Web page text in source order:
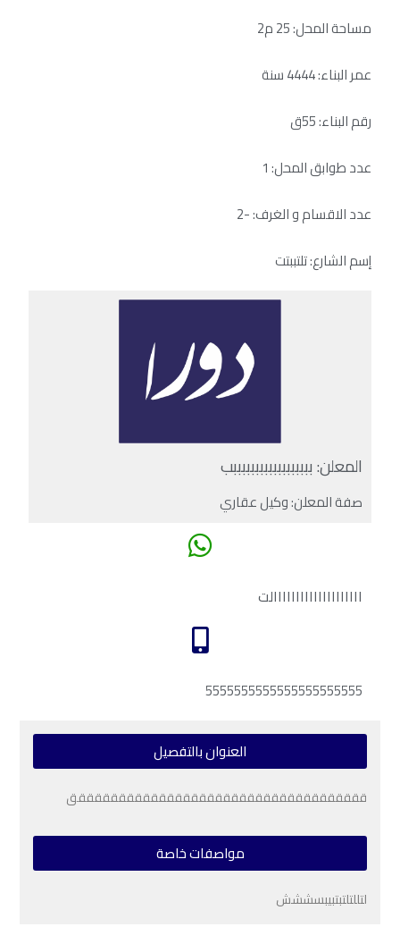
مساحة المحل: 25 م2
عمر البناء: 4444 سنة
رقم البناء: 55ق
عدد طوابق المحل: 1
عدد الاقسام و الغرف: -2
إسم الشارع: تلتببتت
المعلن: ببببببببببببببببببب
صفة المعلن: وكيل عقاري
اااااااااااااااااااالت
5555555555555555555555
العنوان بالتفصيل
ققققققققققققققققققققققققققققققققققققق
مواصفات خاصة
لتللتلتبتبيبسششش